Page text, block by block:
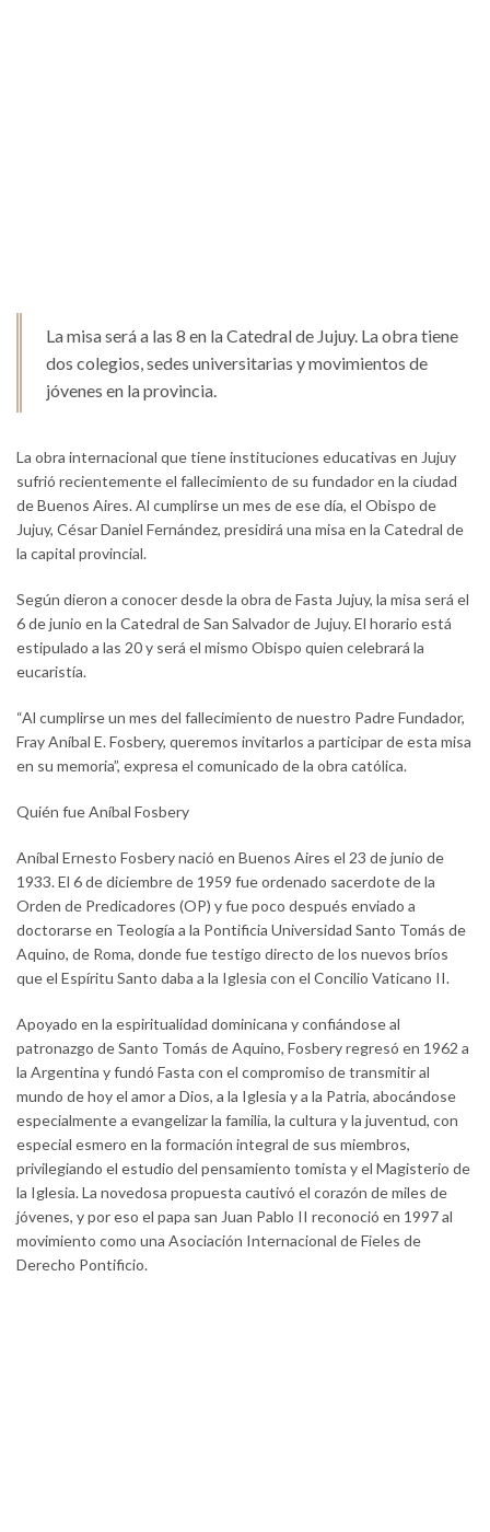
La misa será a las 8 en la Catedral de Jujuy. La obra tiene
dos colegios, sedes universitarias y movimientos de
jóvenes en la provincia.
La obra internacional que tiene instituciones educativas en Jujuy
sufrió recientemente el fallecimiento de su fundador en la ciudad
de Buenos Aires. Al cumplirse un mes de ese día, el Obispo de
Jujuy, César Daniel Fernández, presidirá una misa en la Catedral de
la capital provincial.
Según dieron a conocer desde la obra de Fasta Jujuy, la misa será el
6 de junio en la Catedral de San Salvador de Jujuy. El horario está
estipulado a las 20 y será el mismo Obispo quien celebrará la
eucaristía.
“Al cumplirse un mes del fallecimiento de nuestro Padre Fundador,
Fray Aníbal E. Fosbery, queremos invitarlos a participar de esta misa
en su memoria”, expresa el comunicado de la obra católica.
Quién fue Aníbal Fosbery
Aníbal Ernesto Fosbery nació en Buenos Aires el 23 de junio de
1933. El 6 de diciembre de 1959 fue ordenado sacerdote de la
Orden de Predicadores (OP) y fue poco después enviado a
doctorarse en Teología a la Pontificia Universidad Santo Tomás de
Aquino, de Roma, donde fue testigo directo de los nuevos bríos
que el Espíritu Santo daba a la Iglesia con el Concilio Vaticano II.
Apoyado en la espiritualidad dominicana y confiándose al
patronazgo de Santo Tomás de Aquino, Fosbery regresó en 1962 a
la Argentina y fundó Fasta con el compromiso de transmitir al
mundo de hoy el amor a Dios, a la Iglesia y a la Patria, abocándose
especialmente a evangelizar la familia, la cultura y la juventud, con
especial esmero en la formación integral de sus miembros,
privilegiando el estudio del pensamiento tomista y el Magisterio de
la Iglesia. La novedosa propuesta cautivó el corazón de miles de
jóvenes, y por eso el papa san Juan Pablo II reconoció en 1997 al
movimiento como una Asociación Internacional de Fieles de
Derecho Pontificio.